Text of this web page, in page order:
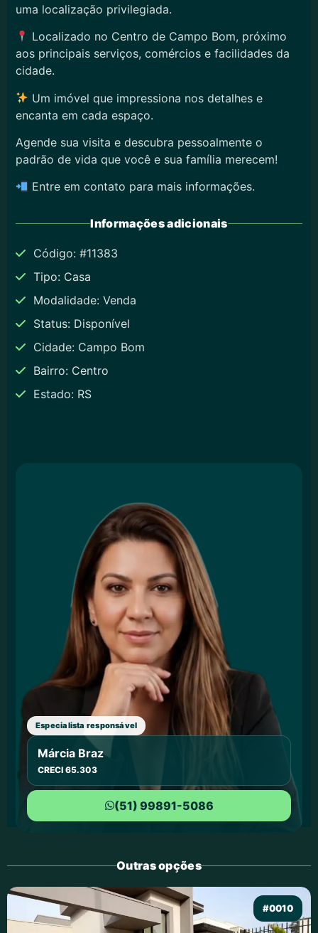
uma localização privilegiada.
Localizado no Centro de Campo Bom, próximo
aos principais serviços, comércios e facilidades da
cidade.
Um imóvel que impressiona nos detalhes e
encanta em cada espaço.
Agende sua visita e descubra pessoalmente o
padrão de vida que você e sua família merecem!
Entre em contato para mais informações.
Informações adicionais
Código: #11383
Tipo: Casa
Modalidade: Venda
Status: Disponível
Cidade: Campo Bom
Bairro: Centro
Estado: RS
Especialista responsável
Márcia Braz
CRECI 65.303
(51) 99891-5086
Outras opções
#0010